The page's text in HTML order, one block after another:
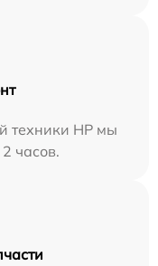
техники HP мы
часов.